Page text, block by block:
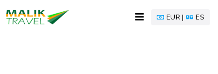
EUR | ES